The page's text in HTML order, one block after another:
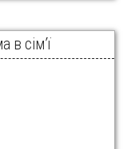
сім’ї